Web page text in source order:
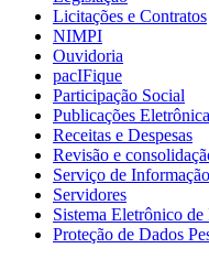
Licitações e Contratos
NIMPI
Ouvidoria
pacIFique
Participação Social
Publicações
Receitas e Despesas
Revisão e
Serviço de
Servidores
Sistema Eletrônico
Proteção de Dados